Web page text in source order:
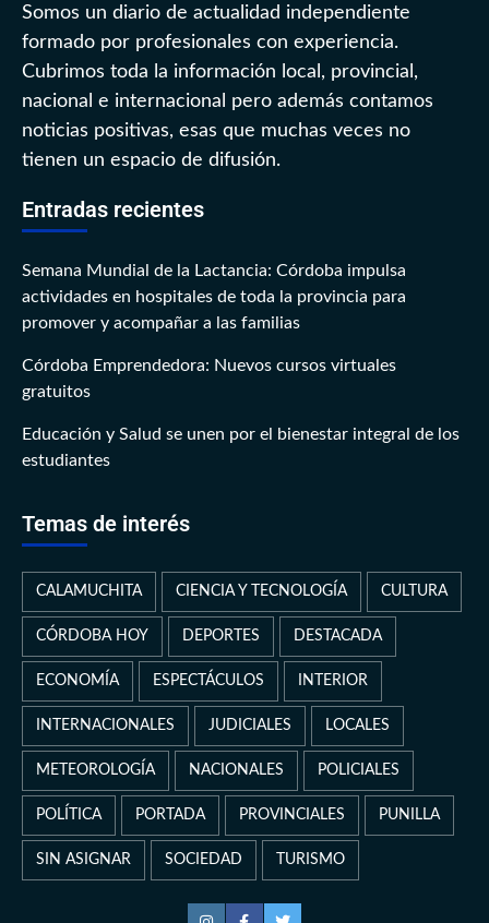
Somos un diario de actualidad independiente
formado por profesionales con experiencia.
Cubrimos toda la información local, provincial,
nacional e internacional pero además contamos
noticias positivas, esas que muchas veces no
tienen un espacio de difusión.
Entradas recientes
Semana Mundial de la Lactancia: Córdoba impulsa
actividades en hospitales de toda la provincia para
promover y acompañar a las familias
Córdoba Emprendedora: Nuevos cursos virtuales
gratuitos
Educación y Salud se unen por el bienestar integral de los
estudiantes
Temas de interés
CALAMUCHITA CIENCIA Y TECNOLOGÍA CULTURA
CÓRDOBA HOY DEPORTES DESTACADA
ECONOMÍA ESPECTÁCULOS INTERIOR
INTERNACIONALES JUDICIALES LOCALES
METEOROLOGÍA NACIONALES POLICIALES
POLÍTICA PORTADA PROVINCIALES PUNILLA
SIN ASIGNAR SOCIEDAD TURISMO